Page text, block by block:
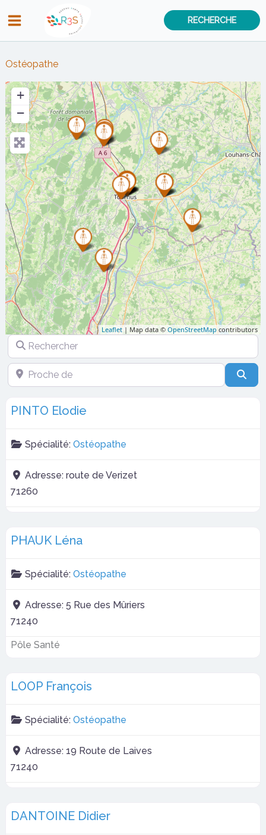
au
contenu
RECHERCHE
Ostéopathe
+
−
Leaflet| Map data ©OpenStreetMapcontributors
Rechercher
Proche de
PINTO Elodie
Spécialité: Ostéopathe
Adresse: route de Verizet
71260
PHAUK Léna
Spécialité: Ostéopathe
Adresse: 5 Rue des Mûriers
71240
Pôle Santé
LOOP François
Spécialité: Ostéopathe
Adresse: 19 Route de Laives
71240
DANTOINE Didier